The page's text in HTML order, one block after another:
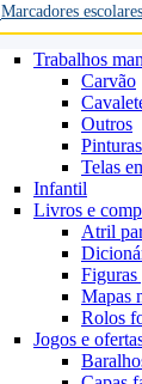
Marcadores escolares
Trabalhos
Carvão
Outros
Pinturas
Telas
Infantil
Livros e
Atril
Figuras
Mapas
Rolos
Jogos e